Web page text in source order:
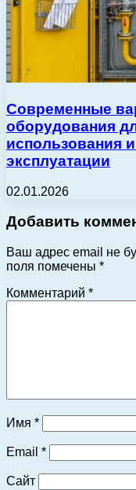
Современные
оборудования
использования
эксплуатации
02.01.2026
Добавить
Ваш адрес email не
поля помечены *
Комментарий *
Имя *
Email *
Сайт